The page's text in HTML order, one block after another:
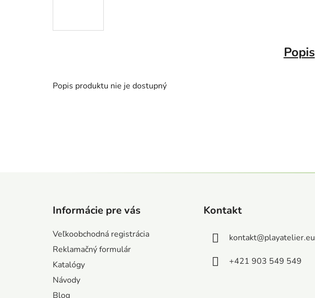
Popis
Popis produktu nie je dostupný
Informácie pre vás
Veľkoobchodná registrácia
Reklamačný formulár
Katalógy
Návody
Blog
Kontakt
kontakt@playatelier.eu
+421 903 549 549